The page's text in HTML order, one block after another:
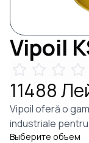
Vipoil
11488
Vipoil oferă o
industriale
Выберите объем